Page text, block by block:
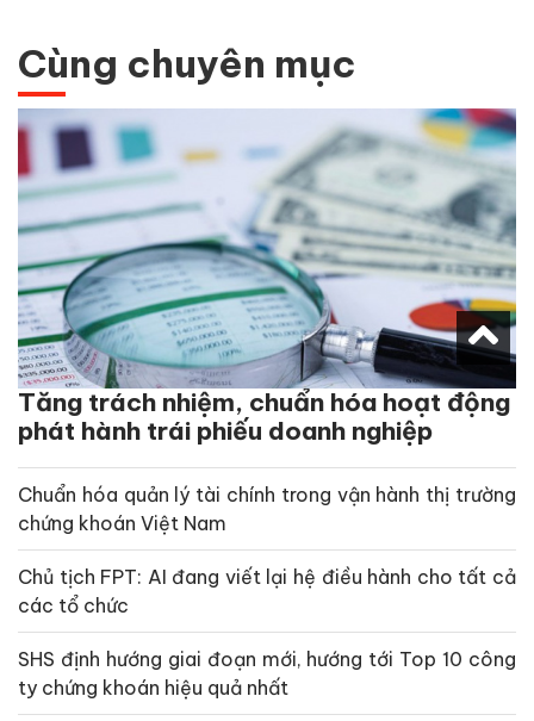
Cùng chuyên mục
Tăng trách nhiệm, chuẩn hóa hoạt động
phát hành trái phiếu doanh nghiệp
Chuẩn hóa quản lý tài chính trong vận hành thị trường
chứng khoán Việt Nam
Chủ tịch FPT: AI đang viết lại hệ điều hành cho tất cả
các tổ chức
SHS định hướng giai đoạn mới, hướng tới Top 10 công
ty chứng khoán hiệu quả nhất